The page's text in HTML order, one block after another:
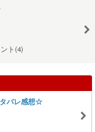
ト(4)
タバレ感想☆